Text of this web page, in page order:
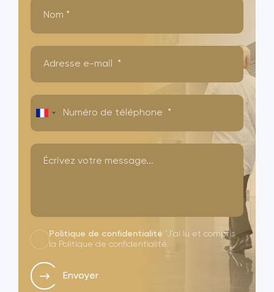
Politique de confidentialité 'J'ai lu et compris
la Politique de confidentialité.
Envoyer